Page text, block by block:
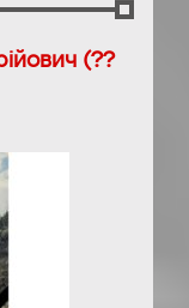
(??